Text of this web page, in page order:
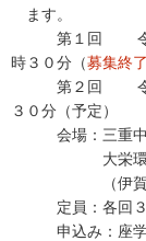
ます。
第１回 令和５
時３０分（募集終了
第２回 令和６
３０分（予定）
会場：三重中央
大栄環境株式
（伊賀市予
定員：各回３
申込み：座学研